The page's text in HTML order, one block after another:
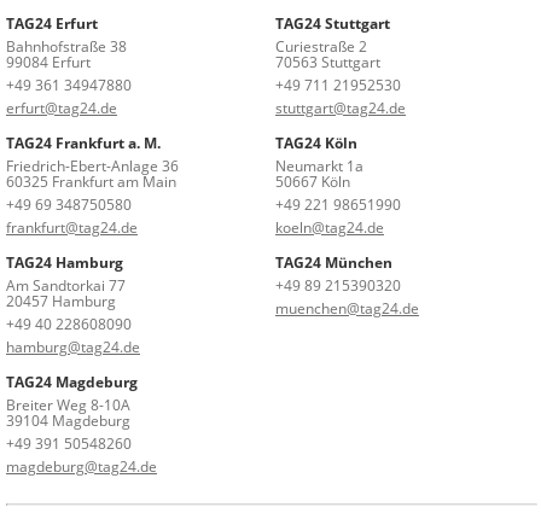
TAG24 Erfurt
Bahnhofstraße 38
99084 Erfurt
+49 361 34947880
erfurt@tag24.de
TAG24 Stuttgart
Curiestraße 2
70563 Stuttgart
+49 711 21952530
stuttgart@tag24.de
TAG24 Frankfurt a. M.
Friedrich-Ebert-Anlage 36
60325 Frankfurt am Main
+49 69 348750580
frankfurt@tag24.de
TAG24 Köln
Neumarkt 1a
50667 Köln
+49 221 98651990
koeln@tag24.de
TAG24 Hamburg
Am Sandtorkai 77
20457 Hamburg
+49 40 228608090
hamburg@tag24.de
TAG24 München
+49 89 215390320
muenchen@tag24.de
TAG24 Magdeburg
Breiter Weg 8-10A
39104 Magdeburg
+49 391 50548260
magdeburg@tag24.de